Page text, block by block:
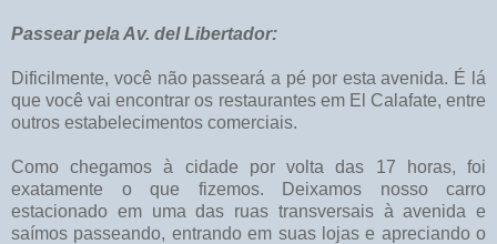
Passear pela Av. del Libertador:
Dificilmente, você não passeará a pé por esta avenida. É lá
que você vai encontrar os restaurantes em El Calafate, entre
outros estabelecimentos comerciais.
Como chegamos à cidade por volta das 17 horas, foi
exatamente o que fizemos. Deixamos nosso carro
estacionado em uma das ruas transversais à avenida e
saímos passeando, entrando em suas lojas e apreciando o